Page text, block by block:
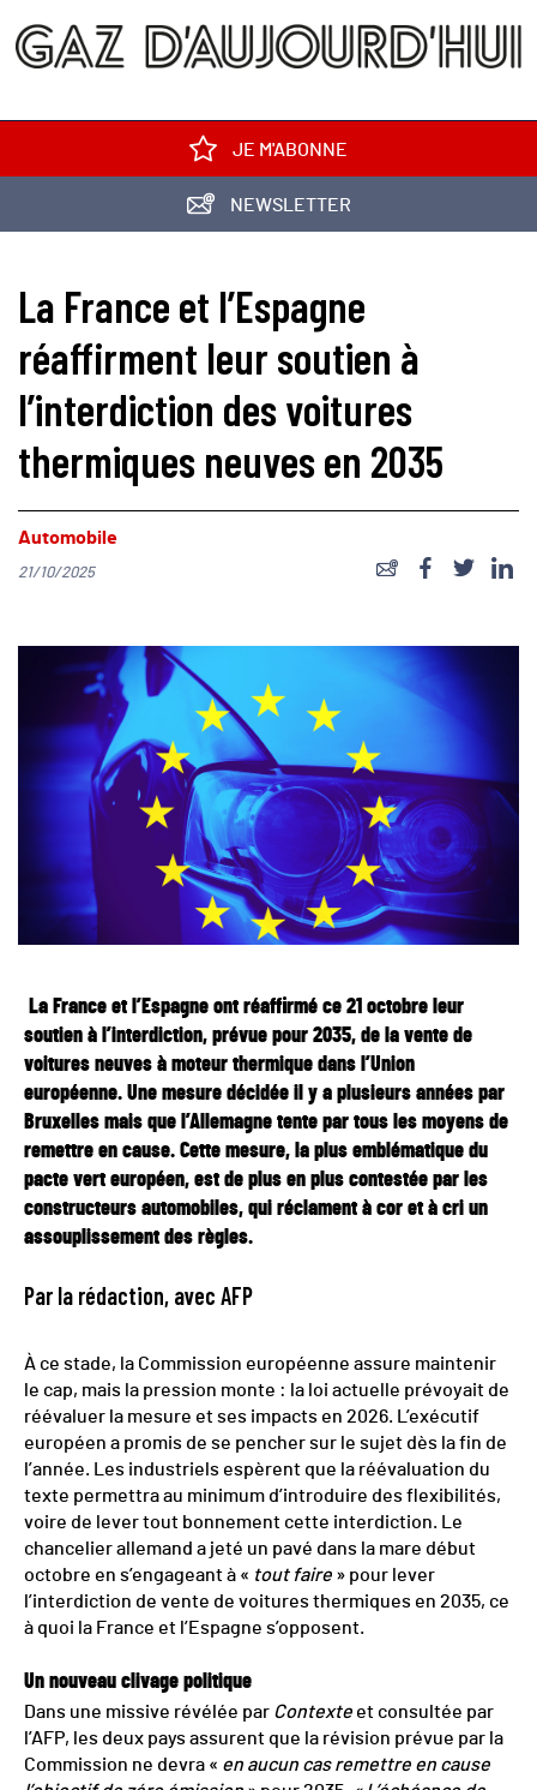
JE M'ABONNE
NEWSLETTER
La France et l’Espagne
réaffirment leur soutien à
l’interdiction des voitures
thermiques neuves en 2035
Automobile
21/10/2025
La France et l’Espagne ont réaffirmé ce 21 octobre leur
soutien à l’interdiction, prévue pour 2035, de la vente de
voitures neuves à moteur thermique dans l’Union
européenne. Une mesure décidée il y a plusieurs années par
Bruxelles mais que l’Allemagne tente par tous les moyens de
remettre en cause. Cette mesure, la plus emblématique du
pacte vert européen, est de plus en plus contestée par les
constructeurs automobiles, qui réclament à cor et à cri un
assouplissement des règles.
Par la rédaction, avec AFP
À ce stade, la Commission européenne assure maintenir
le cap, mais la pression monte : la loi actuelle prévoyait de
réévaluer la mesure et ses impacts en 2026. L’exécutif
européen a promis de se pencher sur le sujet dès la fin de
l’année. Les industriels espèrent que la réévaluation du
texte permettra au minimum d’introduire des flexibilités,
voire de lever tout bonnement cette interdiction. Le
chancelier allemand a jeté un pavé dans la mare début
octobre en s’engageant à « tout faire » pour lever
l’interdiction de vente de voitures thermiques en 2035, ce
à quoi la France et l’Espagne s’opposent.
Un nouveau clivage politique
Dans une missive révélée par Contexte et consultée par
l’AFP, les deux pays assurent que la révision prévue par la
Commission ne devra « en aucun cas remettre en cause